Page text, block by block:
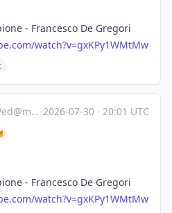
- Francesco De Gregori
watch?v=gxKPy1WMtMw
·2026-07-30 · 20:01 UTC
- Francesco De Gregori
watch?v=gxKPy1WMtMw